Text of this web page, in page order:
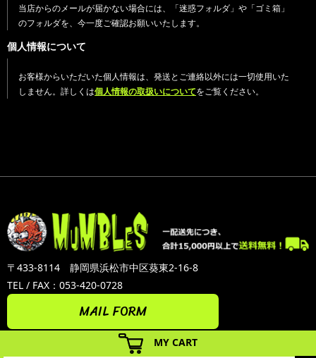
MY CART
当店からのメールが届かない場合には、「迷惑フォルダ」や「ゴミ箱」
のフォルダを、今一度ご確認お願いいたします。
個人情報について
お客様からいただいた個人情報は、発送とご連絡以外には一切使用いた
しません。詳しくは個人情報の取扱いについてをご覧ください。
〒433-8114 静岡県浜松市中区葵東2-16-8
TEL / FAX：053-420-0728
MAIL FORM